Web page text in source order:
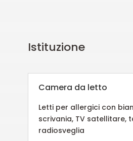
Istituzione
Camera da letto
Letti per allergici con
scrivania, TV satellitare,
radiosveglia